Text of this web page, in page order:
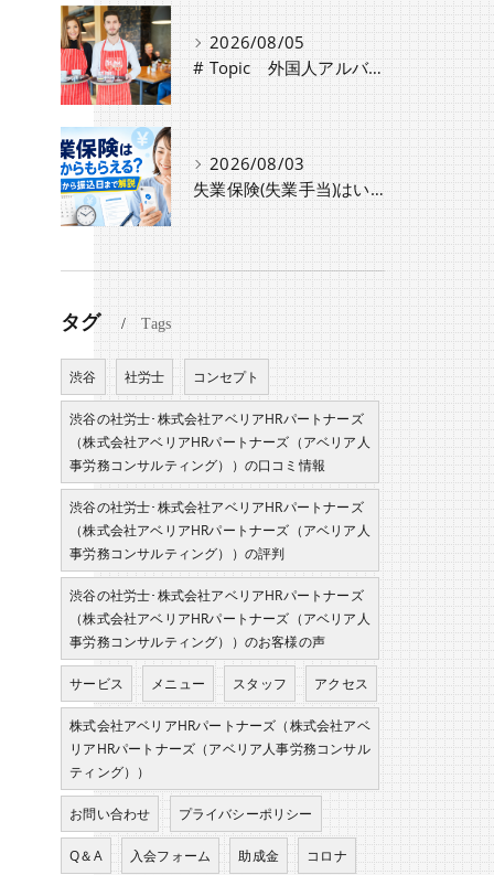
2026/08/05
# Topic 外国人アルバイト採用時に必要な手続きと注意点
2026/08/03
失業保険(失業手当)はいつからもらえる？認定日から振込日までのスケジュールや種類・条件を解説
タグ Tags
渋谷 社労士 コンセプト
渋谷の社労士･株式会社アベリアHRパートナーズ
（株式会社アベリアHRパートナーズ（アベリア人
事労務コンサルティング））の口コミ情報
渋谷の社労士･株式会社アベリアHRパートナーズ
（株式会社アベリアHRパートナーズ（アベリア人
事労務コンサルティング））の評判
渋谷の社労士･株式会社アベリアHRパートナーズ
（株式会社アベリアHRパートナーズ（アベリア人
事労務コンサルティング））のお客様の声
サービス メニュー スタッフ アクセス
株式会社アベリアHRパートナーズ（株式会社アベ
リアHRパートナーズ（アベリア人事労務コンサル
ティング））
お問い合わせ プライバシーポリシー
Q＆A 入会フォーム 助成金 コロナ